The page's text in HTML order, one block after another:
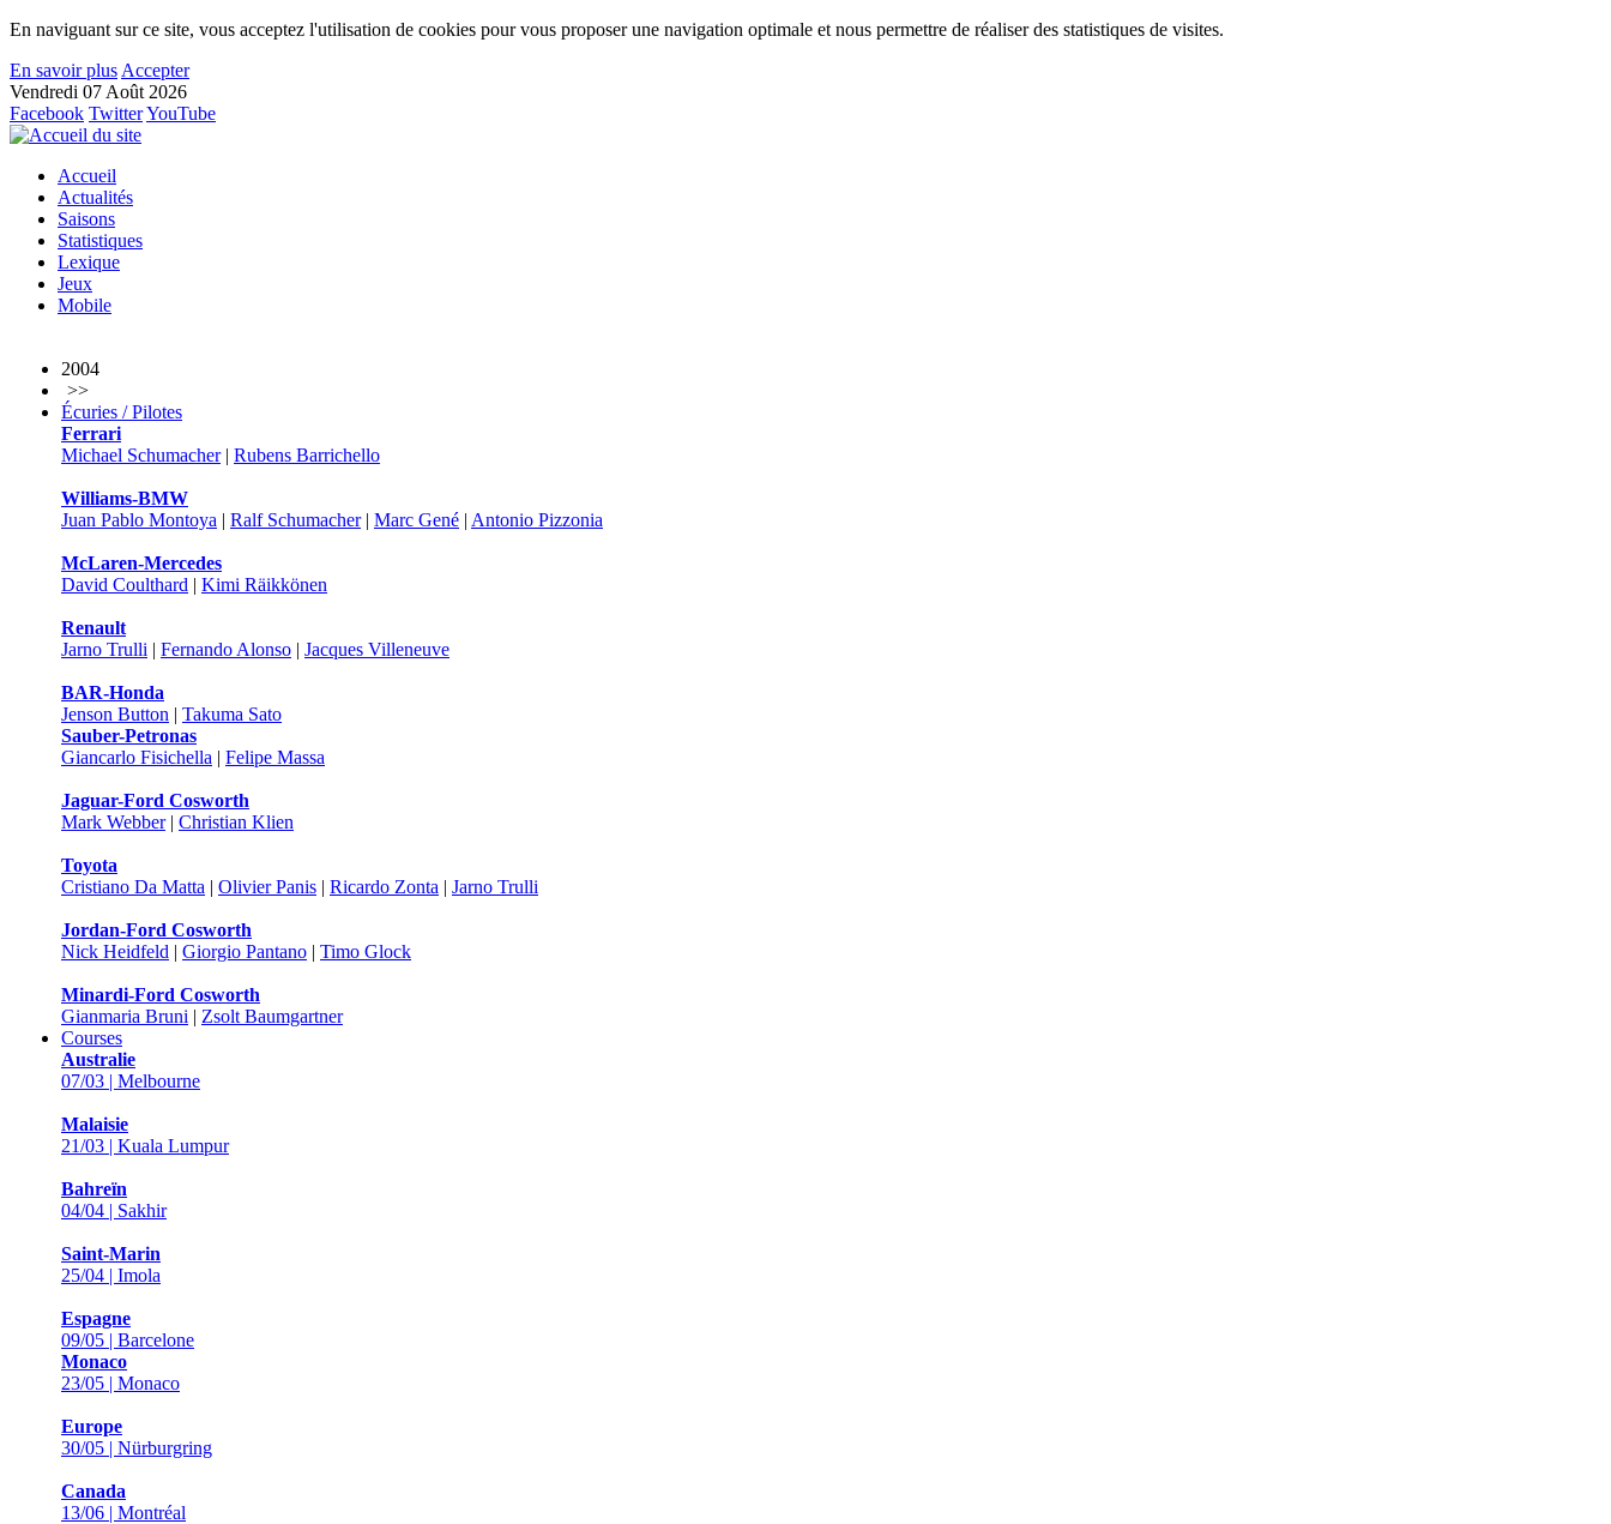
En naviguant sur ce site, vous acceptez l'utilisation de cookies pour vous proposer une navigation optimale et nous permettre de réaliser des statistiques de visites.
En savoir plus Accepter
Vendredi 07 Août 2026
Facebook TwitterYouTube
Accueil
Actualités
Saisons
Statistiques
Lexique
Jeux
Mobile
2004
>>
Écuries / Pilotes
Ferrari
Michael Schumacher| Rubens Barrichello
Williams-BMW
Juan Pablo Montoya | Ralf Schumacher| Marc Gené | Antonio Pizzonia
McLaren-Mercedes
David Coulthard | Kimi Räikkönen
Renault
Jarno Trulli | Fernando Alonso | Jacques Villeneuve
BAR-Honda
Jenson Button | Takuma Sato
Sauber-Petronas
Giancarlo Fisichella | Felipe Massa
Jaguar-Ford Cosworth
Mark Webber| Christian Klien
Toyota
Cristiano Da Matta | Olivier Panis | Ricardo Zonta | Jarno Trulli
Jordan-Ford Cosworth
Nick Heidfeld | Giorgio Pantano | Timo Glock
Minardi-Ford Cosworth
Gianmaria Bruni | Zsolt Baumgartner
Courses
Australie
07/03 | Melbourne
Malaisie
21/03 | Kuala Lumpur
Bahreïn
04/04 | Sakhir
Saint-Marin
25/04 | Imola
Espagne
09/05 | Barcelone
Monaco
23/05 | Monaco
Europe
30/05 | Nürburgring
Canada
13/06 | Montréal